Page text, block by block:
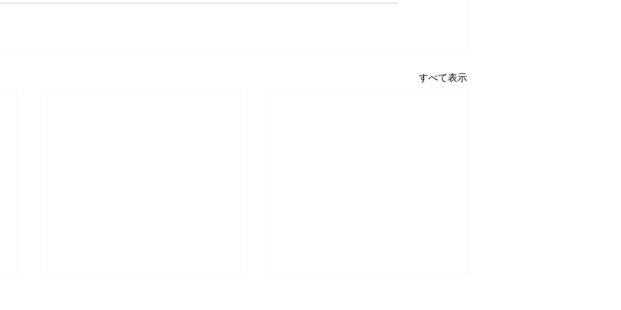
すべて表示